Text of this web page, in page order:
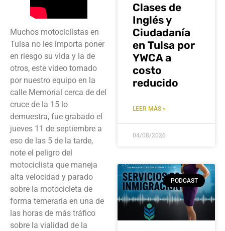
Muchos motociclistas en
Tulsa no les importa poner
en riesgo su vida y la de
otros, este video tomado
por nuestro equipo en la
calle Memorial cerca de del
cruce de la 15 lo
demuestra, fue grabado el
jueves 11 de septiembre a
eso de las 5 de la tarde,
note el peligro del
motociclista que maneja
alta velocidad y parado
sobre la motocicleta de
forma temeraria en una de
las horas de más tráfico
sobre la vialidad de la
Clases de
Inglés y
Ciudadanía
en Tulsa por
YWCA a
costo
reducido
LEER MÁS »
04/08/2026
PODCAST